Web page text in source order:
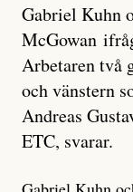
Gabriel Kuhn
McGowan
Arbetaren två
och vänstern
Andreas
ETC, svarar.